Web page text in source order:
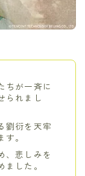
ちが一斉に
られまし
劉衍を天牢
。
、悲しみを
した。